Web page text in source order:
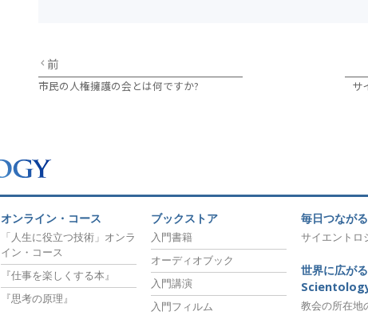
前
市民の人権擁護の会とは何ですか? サ
オンライン・コース
「人生に役立つ技術」オンラ
イン・コース
『仕事を楽しくする本』
『思考の原理』
ブックストア
入門書籍
オーディオブック
入門講演
入門フィルム
毎日つながる
サイエントロ
世界に広がる
教会の所在地